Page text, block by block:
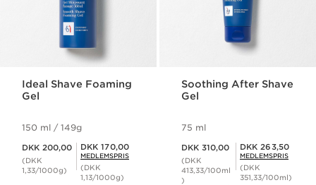
Ideal Shave Foaming
Gel
150 ml / 149g
DKK 200,00
(DKK
1,33/1000g)
Medlemspris DKK 170,00
DKK 170,00
MEDLEMSPRIS
(DKK
1,13/1000g)
Soothing After Shave
Gel
75 ml
DKK 310,00
(DKK
413,33/100ml
)
Medlemspris DKK 263,50
DKK 263,50
MEDLEMSPRIS
(DKK
351,33/100ml)